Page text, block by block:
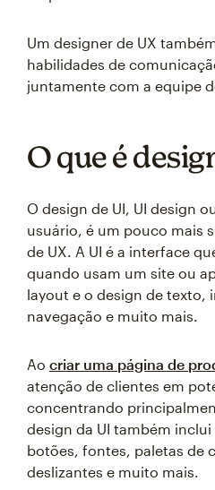
Um designer de UX
habilidades de
juntamente com a equipe
O que é
O design de UI, UI design
usuário, é um pouco mais
de UX. A UI é a interface
quando usam um site ou
layout e o design de texto,
navegação e muito mais.
Ao criar uma página de
atenção de clientes em
concentrando
design da UI também
botões, fontes, paletas de
deslizantes e muito mais.